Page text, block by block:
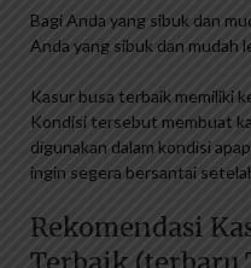
Bagi Anda yang sibuk dan
Anda yang sibuk dan mudah
Kasur busa terbaik memiliki
Kondisi tersebut membuat
digunakan dalam kondisi
ingin segera bersantai
Rekomendasi